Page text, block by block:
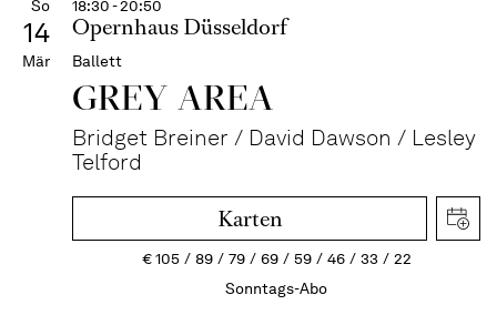
So
14
Mär
18:30 - 20:50
Opernhaus Düsseldorf
Ballett
GREY AREA
Bridget Breiner / David Dawson / Lesley
Telford
Karten
€105 89 79 69 59 46 33
22
Sonntags-Abo